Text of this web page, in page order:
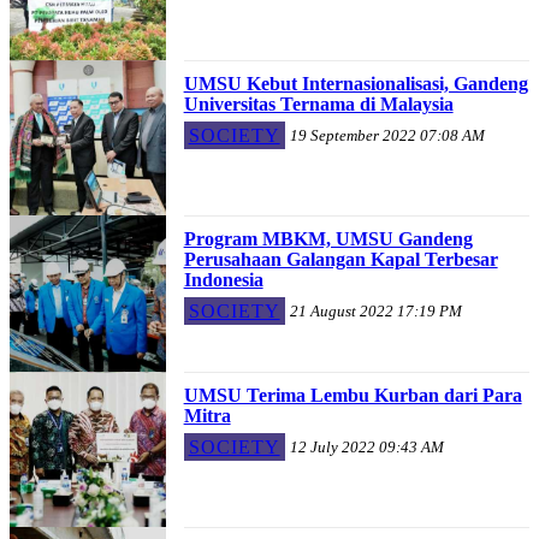
UMSU Kebut Internasionalisasi, Gandeng
Universitas Ternama di Malaysia
SOCIETY
19 September 2022 07:08 AM
Program MBKM, UMSU Gandeng
Perusahaan Galangan Kapal Terbesar
Indonesia
SOCIETY
21 August 2022 17:19 PM
UMSU Terima Lembu Kurban dari Para
Mitra
SOCIETY
12 July 2022 09:43 AM